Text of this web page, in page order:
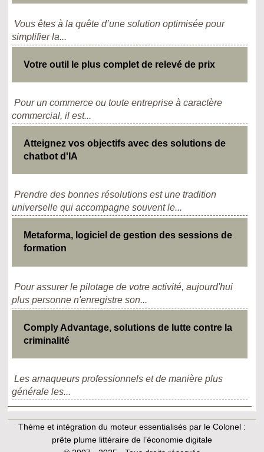
Vous êtes à la quête d’une solution optimisée pour
simplifier la...
Votre outil le plus complet de relevé de prix
Pour un commerce ou toute entreprise à caractère
commercial, il est...
Atteignez vos objectifs avec des solutions de
chatbot d'IA
Prendre des bonnes résolutions est une tradition
universelle qui accompagne souvent le...
Metaforma, logiciel de gestion des sessions de
formation
Pour assurer le pilotage de votre activité, aujourd'hui
plus personne n'enregistre son...
Comply Advantage, solutions de lutte contre la
criminalité
Les arnaqueurs professionnels et de manière plus
générale les...
Thème et intégration du moteur essentialisés par le Colonel :
prête plume littéraire de l’économie digitale